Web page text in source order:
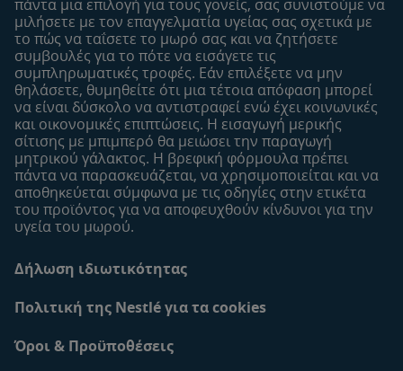
Εύρεση καταστήματος
Δείγματα
πάντα μια επιλογή για τους γονείς, σας συνιστούμε να
μιλήσετε με τον επαγγελματία υγείας σας σχετικά με
το πώς να ταΐσετε το μωρό σας και να ζητήσετε
συμβουλές για το πότε να εισάγετε τις
συμπληρωματικές τροφές. Εάν επιλέξετε να μην
θηλάσετε, θυμηθείτε ότι μια τέτοια απόφαση μπορεί
να είναι δύσκολο να αντιστραφεί ενώ έχει κοινωνικές
και οικονομικές επιπτώσεις. Η εισαγωγή μερικής
σίτισης με μπιμπερό θα μειώσει την παραγωγή
μητρικού γάλακτος. Η βρεφική φόρμουλα πρέπει
πάντα να παρασκευάζεται, να χρησιμοποιείται και να
αποθηκεύεται σύμφωνα με τις οδηγίες στην ετικέτα
του προϊόντος για να αποφευχθούν κίνδυνοι για την
υγεία του μωρού.
Δήλωση ιδιωτικότητας
Πολιτική της Nestlé για τα cookies
Όροι & Προϋποθέσεις